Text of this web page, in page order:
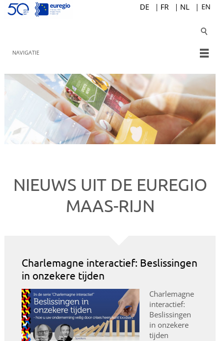
NAVIGATIE
NIEUWS UIT DE EUREGIO
MAAS-RIJN
Charlemagne interactief: Beslissingen
in onzekere tijden
Charlemagne
interactief:
Beslissingen
in onzekere
tijden